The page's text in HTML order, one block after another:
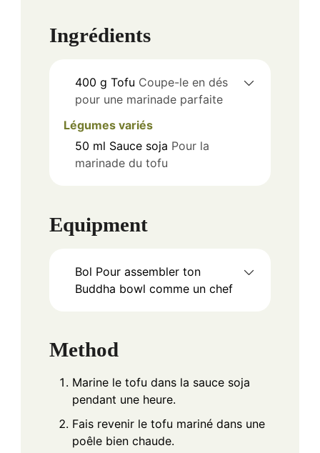
Ingrédients
400 g Tofu Coupe-le en dés
pour une marinade parfaite
Légumes variés
50 ml Sauce soja Pour la
marinade du tofu
Equipment
Bol Pour assembler ton
Buddha bowl comme un chef
Method
Marine le tofu dans la sauce soja
pendant une heure.
Fais revenir le tofu mariné dans une
poêle bien chaude.